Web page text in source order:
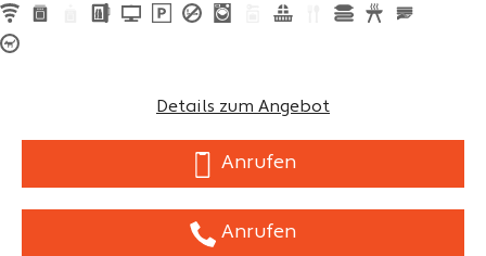
Details zum Angebot
Anrufen
Anrufen